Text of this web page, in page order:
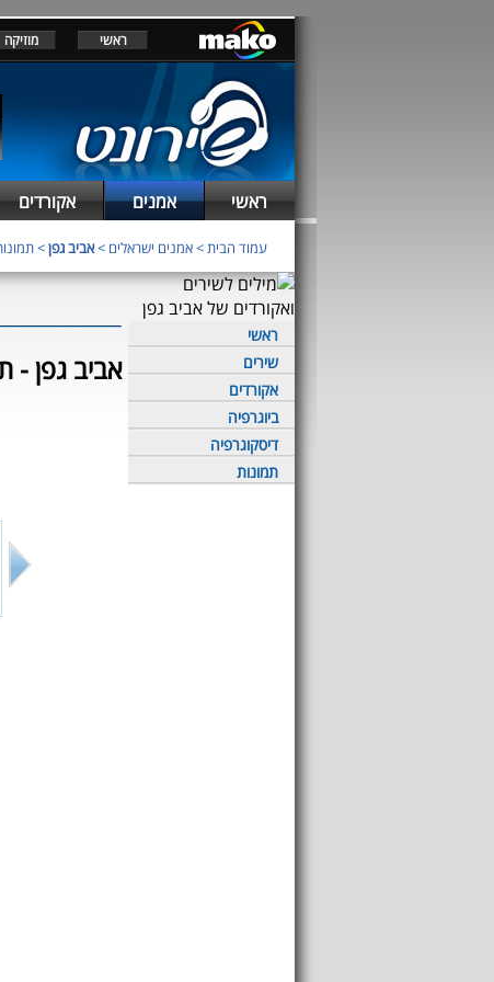
ראשי מוזיקה
ראשי אמנים אקורדים
עמוד הבית>אמנים ישראלים >אביב גפן>
ראשי
שירים
אקורדים
ביוגרפיה
דיסקוגרפיה
תמונות
אביב גפן -